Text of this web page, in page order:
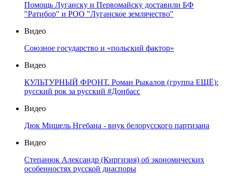
Помощь Луганску и Первомайску доставили БФ
"Ратибор" и РОО "Луганское землячество"
Видео
Союзное государство и «польский фактор»
Видео
КУЛЬТУРНЫЙ ФРОНТ. Роман Рыкалов (группа ЕЩЁ):
русский рок за русский #Донбасс
Видео
Дюк Мишель Нгебана - внук белорусского партизана
Видео
Степанюк Александр (Киргизия) об экономических
особенностях русской диаспоры